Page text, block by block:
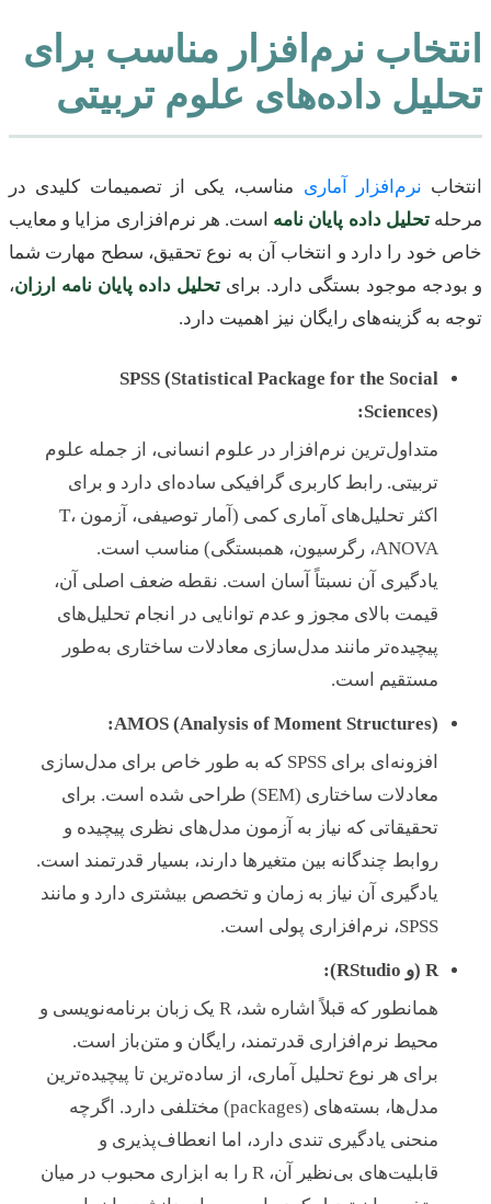
انتخاب نرم‌افزار مناسب برای
تحلیل داده‌های علوم تربیتی
انتخاب نرم‌افزار آماری مناسب، یکی از تصمیمات کلیدی در
مرحلهتحلیل داده پایان نامه است. هر نرم‌افزاری مزایا و معایب
خاص خود را دارد و انتخاب آن به نوع تحقیق، سطح مهارت شما
و بودجه موجود بستگی دارد. برای تحلیل داده پایان نامه ارزان،
توجه به گزینه‌های رایگان نیز اهمیت دارد.
SPSS (Statistical Package for the Social
Sciences):
متداول‌ترین نرم‌افزار در علوم انسانی، از جمله علوم
تربیتی. رابط کاربری گرافیکی ساده‌ای دارد و برای
اکثر تحلیل‌های آماری کمی (آمار توصیفی، آزمون T،
ANOVA، رگرسیون، همبستگی) مناسب است.
یادگیری آن نسبتاً آسان است. نقطه ضعف اصلی آن،
قیمت بالای مجوز و عدم توانایی در انجام تحلیل‌های
پیچیده‌تر مانند مدل‌سازی معادلات ساختاری به‌طور
مستقیم است.
AMOS (Analysis of Moment Structures):
افزونه‌ای برای SPSS که به طور خاص برای مدل‌سازی
معادلات ساختاری (SEM) طراحی شده است. برای
تحقیقاتی که نیاز به آزمون مدل‌های نظری پیچیده و
روابط چندگانه بین متغیرها دارند، بسیار قدرتمند است.
یادگیری آن نیاز به زمان و تخصص بیشتری دارد و مانند
SPSS، نرم‌افزاری پولی است.
R (و RStudio):
همانطور که قبلاً اشاره شد، R یک زبان برنامه‌نویسی و
محیط نرم‌افزاری قدرتمند، رایگان و متن‌باز است.
برای هر نوع تحلیل آماری، از ساده‌ترین تا پیچیده‌ترین
مدل‌ها، بسته‌های (packages) مختلفی دارد. اگرچه
منحنی یادگیری تندی دارد، اما انعطاف‌پذیری و
قابلیت‌های بی‌نظیر آن، R را به ابزاری محبوب در میان